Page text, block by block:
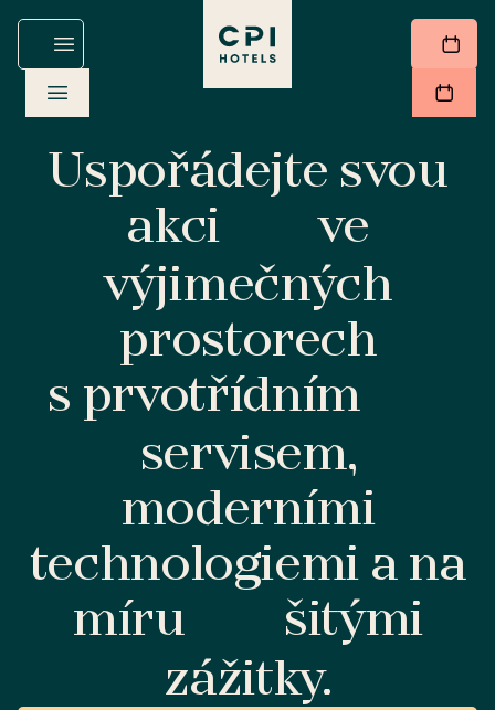
Uspořádejte svou
akci
ve
výjimečných
prostorech
s prvotřídním
servisem,
moderními
technologiemi a na
míru
šitými
zážitky.